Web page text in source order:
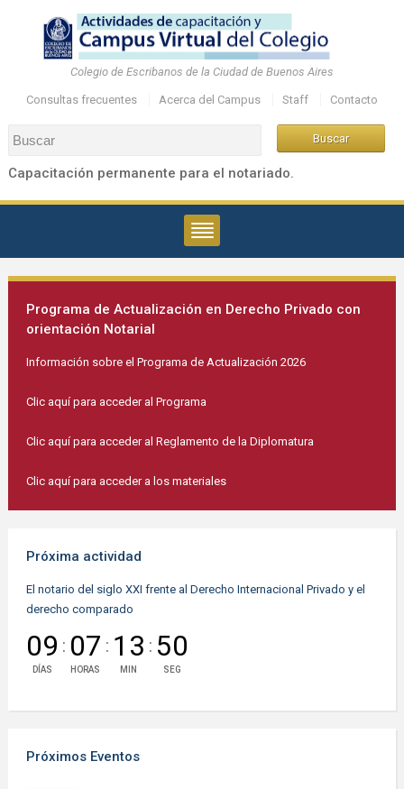
Colegio de Escribanos de la Ciudad de Buenos Aires
Consultas frecuentes Acerca del Campus Staff Contacto
Capacitación permanente para el notariado.
Programa de Actualización en Derecho Privado con
orientación Notarial
Información sobre el Programa de Actualización 2026
Clic aquí para acceder al Programa
Clic aquí para acceder al Reglamento de la Diplomatura
Clic aquí para acceder a los materiales
Próxima actividad
El notario del siglo XXI frente al Derecho Internacional Privado y el
derecho comparado
09
DÍAS
: 07
HORAS
: 13
MIN
: 49
SEG
Próximos Eventos